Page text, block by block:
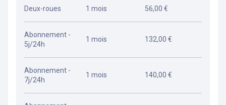
Deux-roues 1 mois 56,00 €
Abonnement -
5j/24h
1 mois 132,00 €
Abonnement -
7j/24h
1 mois 140,00 €